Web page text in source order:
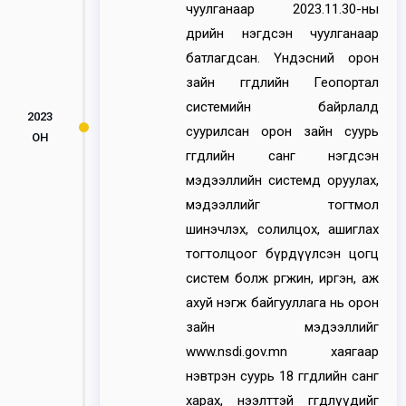
2023
ОН
чуулганаар 2023.11.30-ны
өдрийн нэгдсэн чуулганаар
батлагдсан. Үндэсний орон
зайн өгөгдлийн Геопортал
системийн байрлалд
суурилсан орон зайн суурь
өгөгдлийн санг нэгдсэн
мэдээллийн системд оруулах,
мэдээллийг тогтмол
шинэчлэх, солилцох, ашиглах
тогтолцоог бүрдүүлсэн цогц
систем болж өргөжин, иргэн, аж
ахуй нэгж байгууллага нь орон
зайн мэдээллийг
www.nsdi.gov.mn хаягаар
нэвтрэн суурь 18 өгөгдлийн санг
харах, нээлттэй өгөгдлүүдийг